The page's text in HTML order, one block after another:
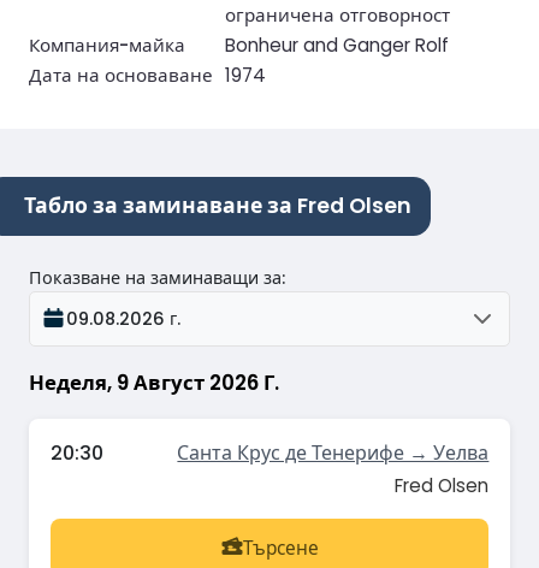
ограничена отговорност
Компания-майка
Bonheur and Ganger Rolf
Дата на основаване 1974
Табло за заминаване за Fred Olsen
Неделя, 9 Август 2026 Г.
Показване на заминаващи за:
09.08.2026 г.
20:30 Санта Крус де Тенерифе → Уелва
Fred Olsen
Търсене